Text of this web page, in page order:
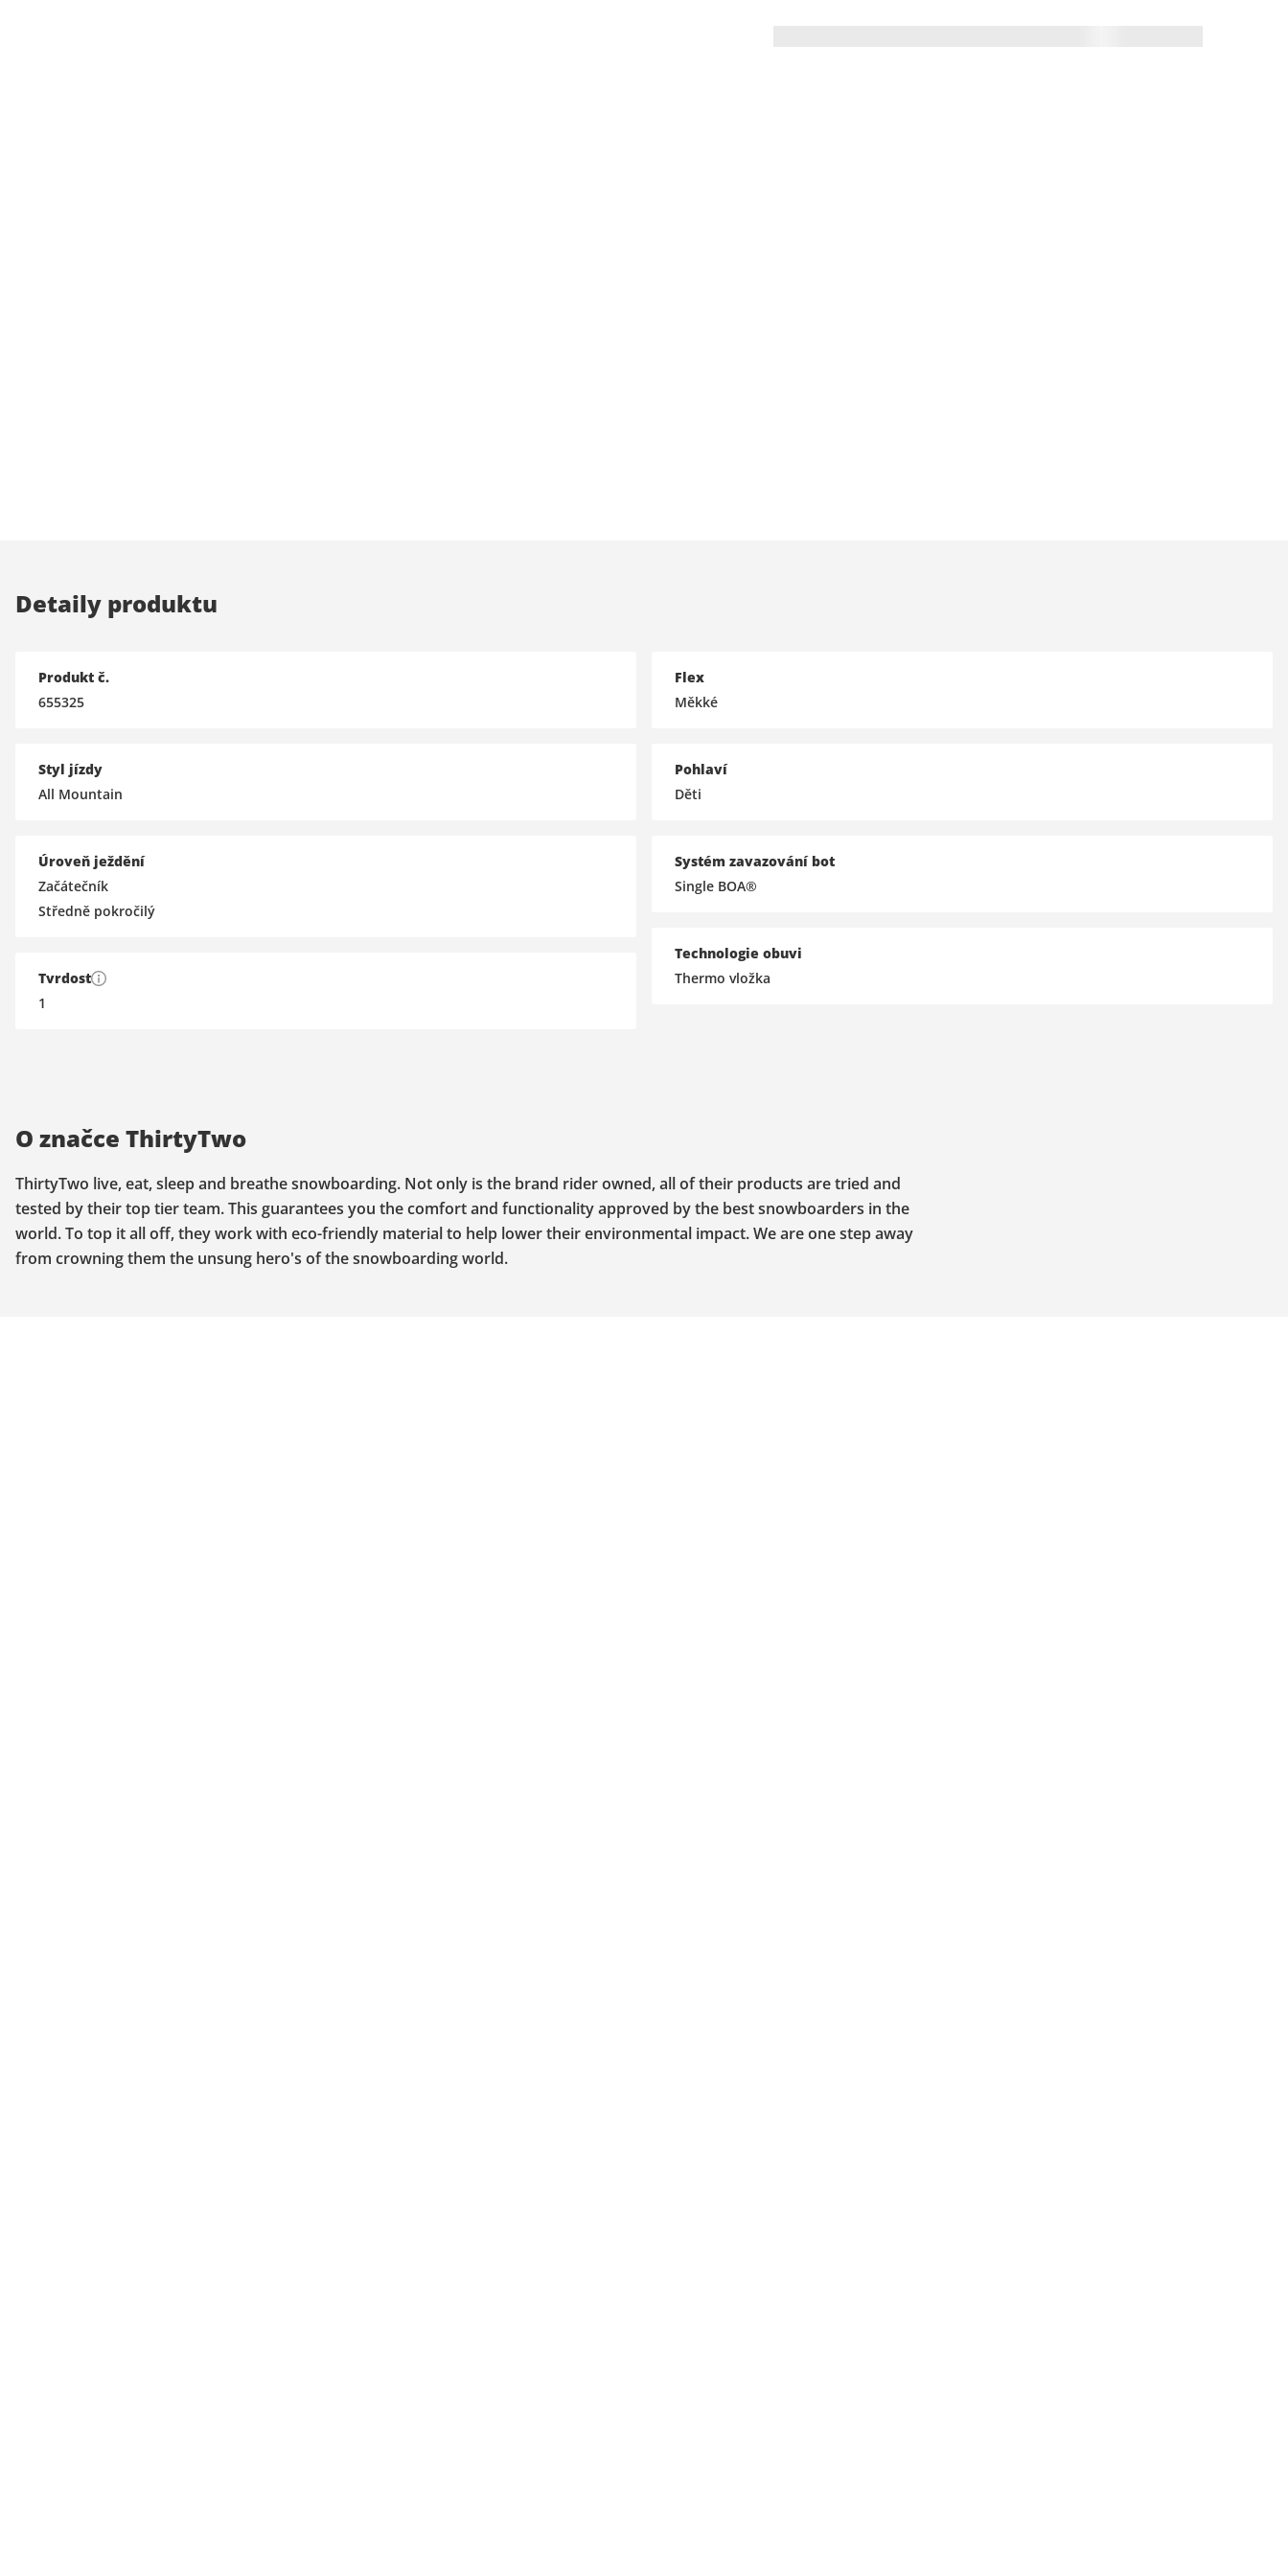
Detaily produktu
Produkt č.
655325
Styl jízdy
All Mountain
Úroveň ježdění
Začátečník
Středně pokročilý
Tvrdost
1
Flex
Měkké
Pohlaví
Děti
Systém zavazování bot
Single BOA®
Technologie obuvi
Thermo vložka
O značce ThirtyTwo
ThirtyTwo live, eat, sleep and breathe snowboarding. Not only is the brand rider owned, all of their products are tried and
tested by their top tier team. This guarantees you the comfort and functionality approved by the best snowboarders in the
world. To top it all off, they work with eco-friendly material to help lower their environmental impact. We are one step away
from crowning them the unsung hero's of the snowboarding world.